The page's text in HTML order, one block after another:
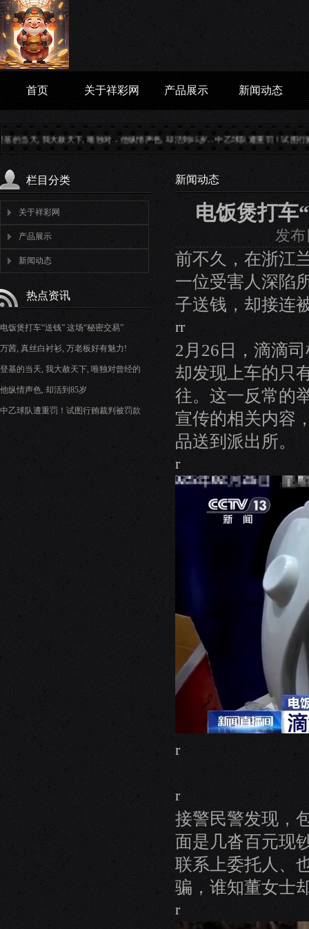
首页 关于祥彩网 产品展示 新闻动态
他纵情声色, 却活到85岁... 中乙球队遭重罚！试图行贿裁判被...
栏目分类
关于祥彩网
产品展示
新闻动态
热点资讯
电饭煲打车“送钱” 这场“秘密交易”
万茜, 真丝白衬衫, 万老板好有魅力!
登基的当天, 我大赦天下, 唯独对曾经的
他纵情声色, 却活到85岁
中乙球队遭重罚！试图行贿裁判被罚款
新闻动态
电饭煲打车
发布
前不久，在浙江
一位受害人深陷
子送钱，却接连
rr
2月26日，滴滴
却发现上车的只
往。这一反常的
宣传的相关内容
品送到派出所。
r
r
r
接警民警发现，
面是几沓百元现
联系上委托人、
骗，谁知董女士
r